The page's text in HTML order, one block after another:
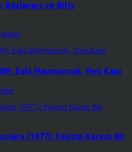
Başlangıç ve Bitiş
Eski Maymuncuk, Yeni Kapı
(1977): Faşizm Karşıtı Bir